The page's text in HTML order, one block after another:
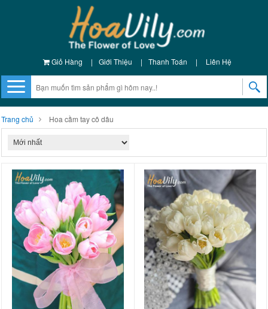
Giỏ Hàng | Giới Thiệu | Thanh Toán | Liên Hệ
Trang chủ Hoa cầm tay cô dâu